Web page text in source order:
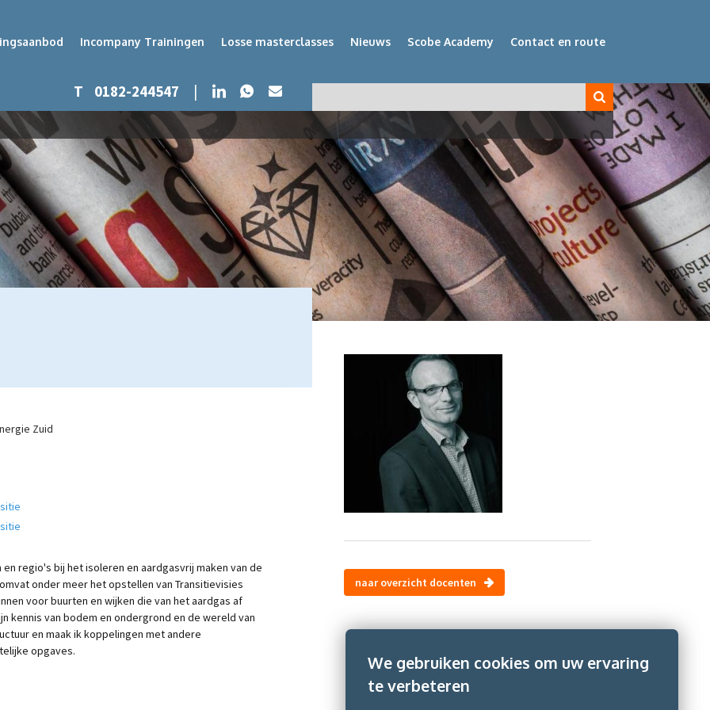
Incompany Trainingen Losse masterclasses Nieuws Scobe Academy Contact en route
T 0182-244547 | LinkedInWhatsapp
Zuid
regio's bij het isoleren en aardgasvrij maken van de
onder meer het opstellen van Transitievisies
voor buurten en wijken die van het aardgas af
kennis van bodem en ondergrond en de wereld van
en maak ik koppelingen met andere
opgaves.
naar overzicht docenten
We gebruiken cookies om uw ervaring
te verbeteren